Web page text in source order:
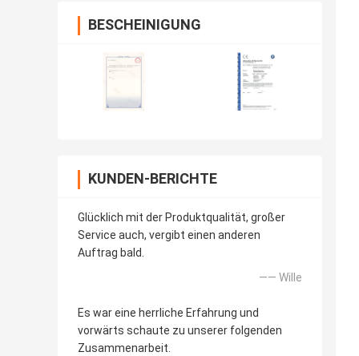
BESCHEINIGUNG
KUNDEN-BERICHTE
Glücklich mit der Produktqualität, großer
Service auch, vergibt einen anderen
Auftrag bald.
—— Wille
Es war eine herrliche Erfahrung und
vorwärts schaute zu unserer folgenden
Zusammenarbeit.